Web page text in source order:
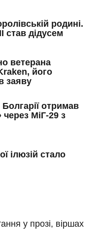
родині.
став дідусем
ветерана
його
заяву
отримав
МіГ-29 з
ілюзій стало
у прозі, віршах